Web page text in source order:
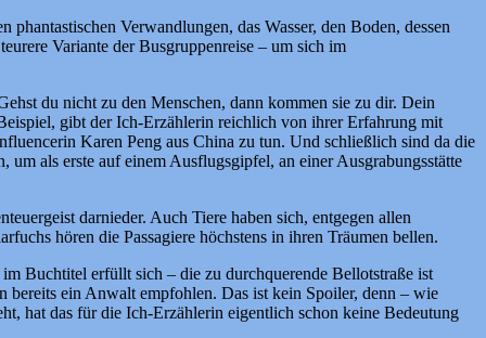
Verwandlungen, das Wasser, den Boden, dessen
Variante der Busgruppenreise – um sich im
du nicht zu den Menschen, dann kommen sie zu dir. Dein
gibt der Ich-Erzählerin reichlich von ihrer Erfahrung mit
Karen Peng aus China zu tun. Und schließlich sind da die
als erste auf einem Ausflugsgipfel, an einer Ausgrabungsstätte
darnieder. Auch Tiere haben sich, entgegen allen
hören die Passagiere höchstens in ihren Träumen bellen.
Buchtitel erfüllt sich – die zu durchquerende Bellotstraße ist
ein Anwalt empfohlen. Das ist kein Spoiler, denn – wie
hat das für die Ich-Erzählerin eigentlich schon keine Bedeutung